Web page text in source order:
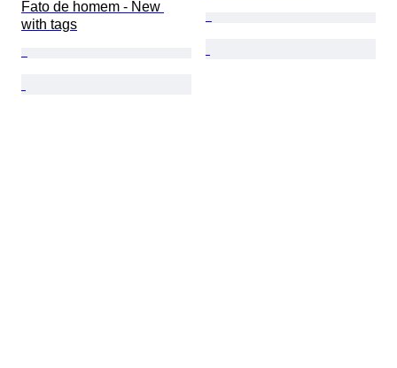
Fato de homem - New
with tags